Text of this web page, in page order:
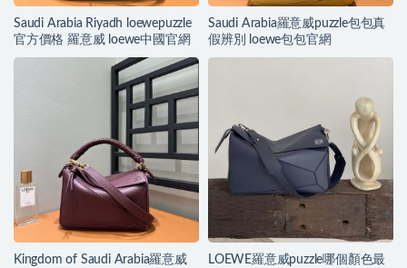
Saudi Arabia Riyadh loewepuzzle
官方價格 羅意威 loewe中國官網
Saudi Arabia羅意威puzzle包包真
假辨別 loewe包包官網
Kingdom of Saudi Arabia羅意威
LOEWE羅意威puzzle哪個顏色最